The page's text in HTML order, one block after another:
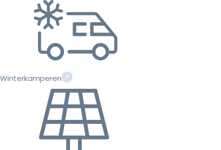
Winterkamperen